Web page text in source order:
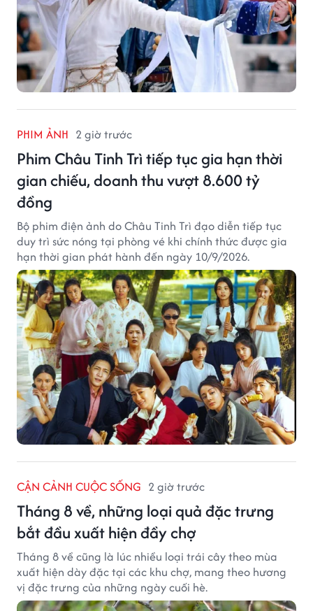
PHIM ẢNH 2 giờ trước
Phim Châu Tinh Trì tiếp tục gia hạn thời
gian chiếu, doanh thu vượt 8.600 tỷ
đồng
Bộ phim điện ảnh do Châu Tinh Trì đạo diễn tiếp tục
duy trì sức nóng tại phòng vé khi chính thức được gia
hạn thời gian phát hành đến ngày 10/9/2026.
CẬN CẢNH CUỘC SỐNG 2 giờ trước
Tháng 8 về, những loại quả đặc trưng
bắt đầu xuất hiện đầy chợ
Tháng 8 về cũng là lúc nhiều loại trái cây theo mùa
xuất hiện dày đặc tại các khu chợ, mang theo hương
vị đặc trưng của những ngày cuối hè.